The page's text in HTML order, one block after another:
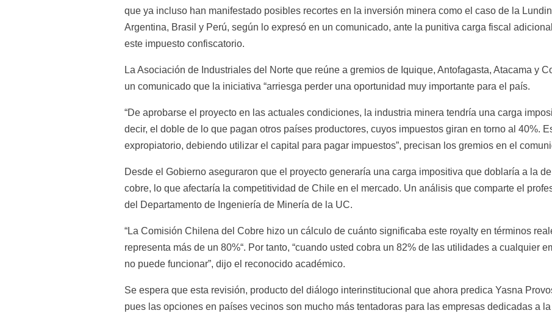
que ya incluso han manifestado posibles recortes en la inversión minera como el caso de la
Argentina, Brasil y Perú, según lo expresó en un comunicado, ante la punitiva carga fiscal
este impuesto confiscatorio.
La Asociación de Industriales del Norte que reúne a gremios de Iquique, Antofagasta, Atacama y
un comunicado que la iniciativa “arriesga perder una oportunidad muy importante para el país.
“De aprobarse el proyecto en las actuales condiciones, la industria minera tendría una carga
decir, el doble de lo que pagan otros países productores, cuyos impuestos giran en torno al 40%.
expropiatorio, debiendo utilizar el capital para pagar impuestos”, precisan los gremios en el
Desde el Gobierno aseguraron que el proyecto generaría una carga impositiva que doblaría a la
cobre, lo que afectaría la competitividad de Chile en el mercado. Un análisis que comparte el
del Departamento de Ingeniería de Minería de la UC.
“La Comisión Chilena del Cobre hizo un cálculo de cuánto significaba este royalty en términos
representa más de un 80%“. Por tanto, “cuando usted cobra un 82% de las utilidades a cualquier
no puede funcionar”, dijo el reconocido académico.
Se espera que esta revisión, producto del diálogo interinstitucional que ahora predica Yasna
pues las opciones en países vecinos son mucho más tentadoras para las empresas dedicadas a